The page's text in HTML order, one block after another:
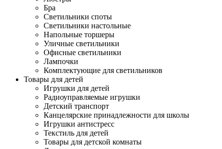
Бра
Светильники споты
Светильники настольные
Напольные торшеры
Уличные светильники
Офисные светильники
Лампочки
Комплектующие для светильников
Товары для детей
Игрушки для детей
Радиоуправляемые игрушки
Детский транспорт
Канцелярские принадлежности для школы
Игрушки антистресс
Текстиль для детей
Товары для детской комнаты